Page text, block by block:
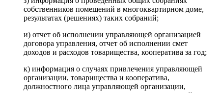
собственников помещений в многоквартирном доме,
результатах (решениях) таких собраний;
и) отчет об исполнении управляющей организацией
договора управления, отчет об исполнении смет
доходов и расходов товарищества, кооператива за год;
к) информация о случаях привлечения управляющей
организации, товарищества и кооператива,
должностного лица управляющей организации,